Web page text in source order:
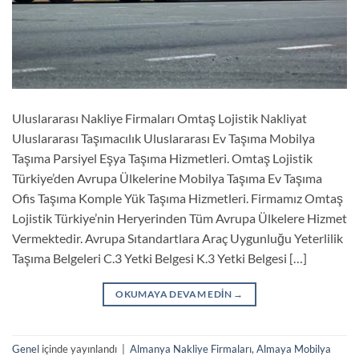
Uluslararası Nakliye Firmaları Omtaş Lojistik Nakliyat
Uluslararası Taşımacılık Uluslararası Ev Taşıma Mobilya
Taşıma Parsiyel Eşya Taşıma Hizmetleri. Omtaş Lojistik
Türkiye’den Avrupa Ülkelerine Mobilya Taşıma Ev Taşıma
Ofis Taşıma Komple Yük Taşıma Hizmetleri. Firmamız Omtaş
Lojistik Türkiye’nin Heryerinden Tüm Avrupa Ülkelere Hizmet
Vermektedir. Avrupa Sıtandartlara Araç Uygunluğu Yeterlilik
Taşıma Belgeleri C.3 Yetki Belgesi K.3 Yetki Belgesi […]
OKUMAYA DEVAM EDIN →
Genel içinde yayınlandı Almanya Nakliye Firmaları, Almaya Mobilya